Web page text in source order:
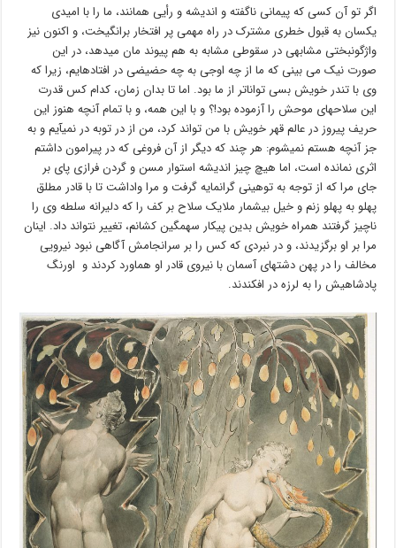
اگر تو آن کسی که پیمانی ناگفته و اندیشه و رأیی همانند، ما را با امیدی
یکسان به قبول خطری مشترک در راه مهمی پر افتخار برانگیخت، و اکنون نیز
واژگونبختی مشابهی در سقوطی مشابه به هم پیوند مان میدهد، در این
صورت نیک می بینی که ما از چه اوجی به چه حضیضی در افتادهایم، زیرا که
وی با تندر خویش بسی تواناتر از ما بود. اما تا بدان زمان، کدام کس قدرت
این سلاحهای موحش را آزموده بود!؟ و با این همه، و با تمام آنچه هنوز این
حریف پیروز در عالم قهر خویش با من تواند کرد، من از در توبه در نمیآیم و به
جز آنچه هستم نمیشوم: هر چند که دیگر از آن فروغی که در پیرامون داشتم
اثری نمانده است، اما هیچ چیز اندیشه استوار مسن و گردن فرازی پای بر
جای مرا که از توجه به توهینی گرانمایه گرفت و مرا واداشت تا با قادر مطلق
پهلو به پهلو زنم و خیل بیشمار ملایک سلاح بر کف را که دلیرانه سلطه وی را
ناچیز گرفتند همراه خویش بدین پیکار سهمگین کشانم، تغییر نتواند داد. اینان
مرا بر او برگزیدند، و در نبردی که کس را بر سرانجامش آگاهی نبود نیرویی
مخالف را در پهن دشتهای آسمان با نیروی قادر او هماورد کردند و اورنگ
پادشاهیش را به لرزه در افکندند.